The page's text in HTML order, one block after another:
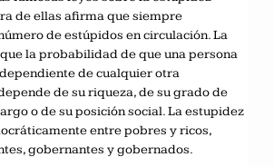
de ellas afirma que siempre
de estúpidos en circulación. La
la probabilidad de que una persona
de cualquier otra
de su riqueza, de su grado de
o de su posición social. La estupidez
entre pobres y ricos,
gobernantes y gobernados.